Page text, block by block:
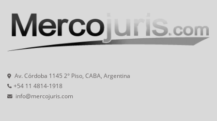
Av. Córdoba 1145 2° Piso, CABA, Argentina
+54 11 4814-1918
info@mercojuris.com